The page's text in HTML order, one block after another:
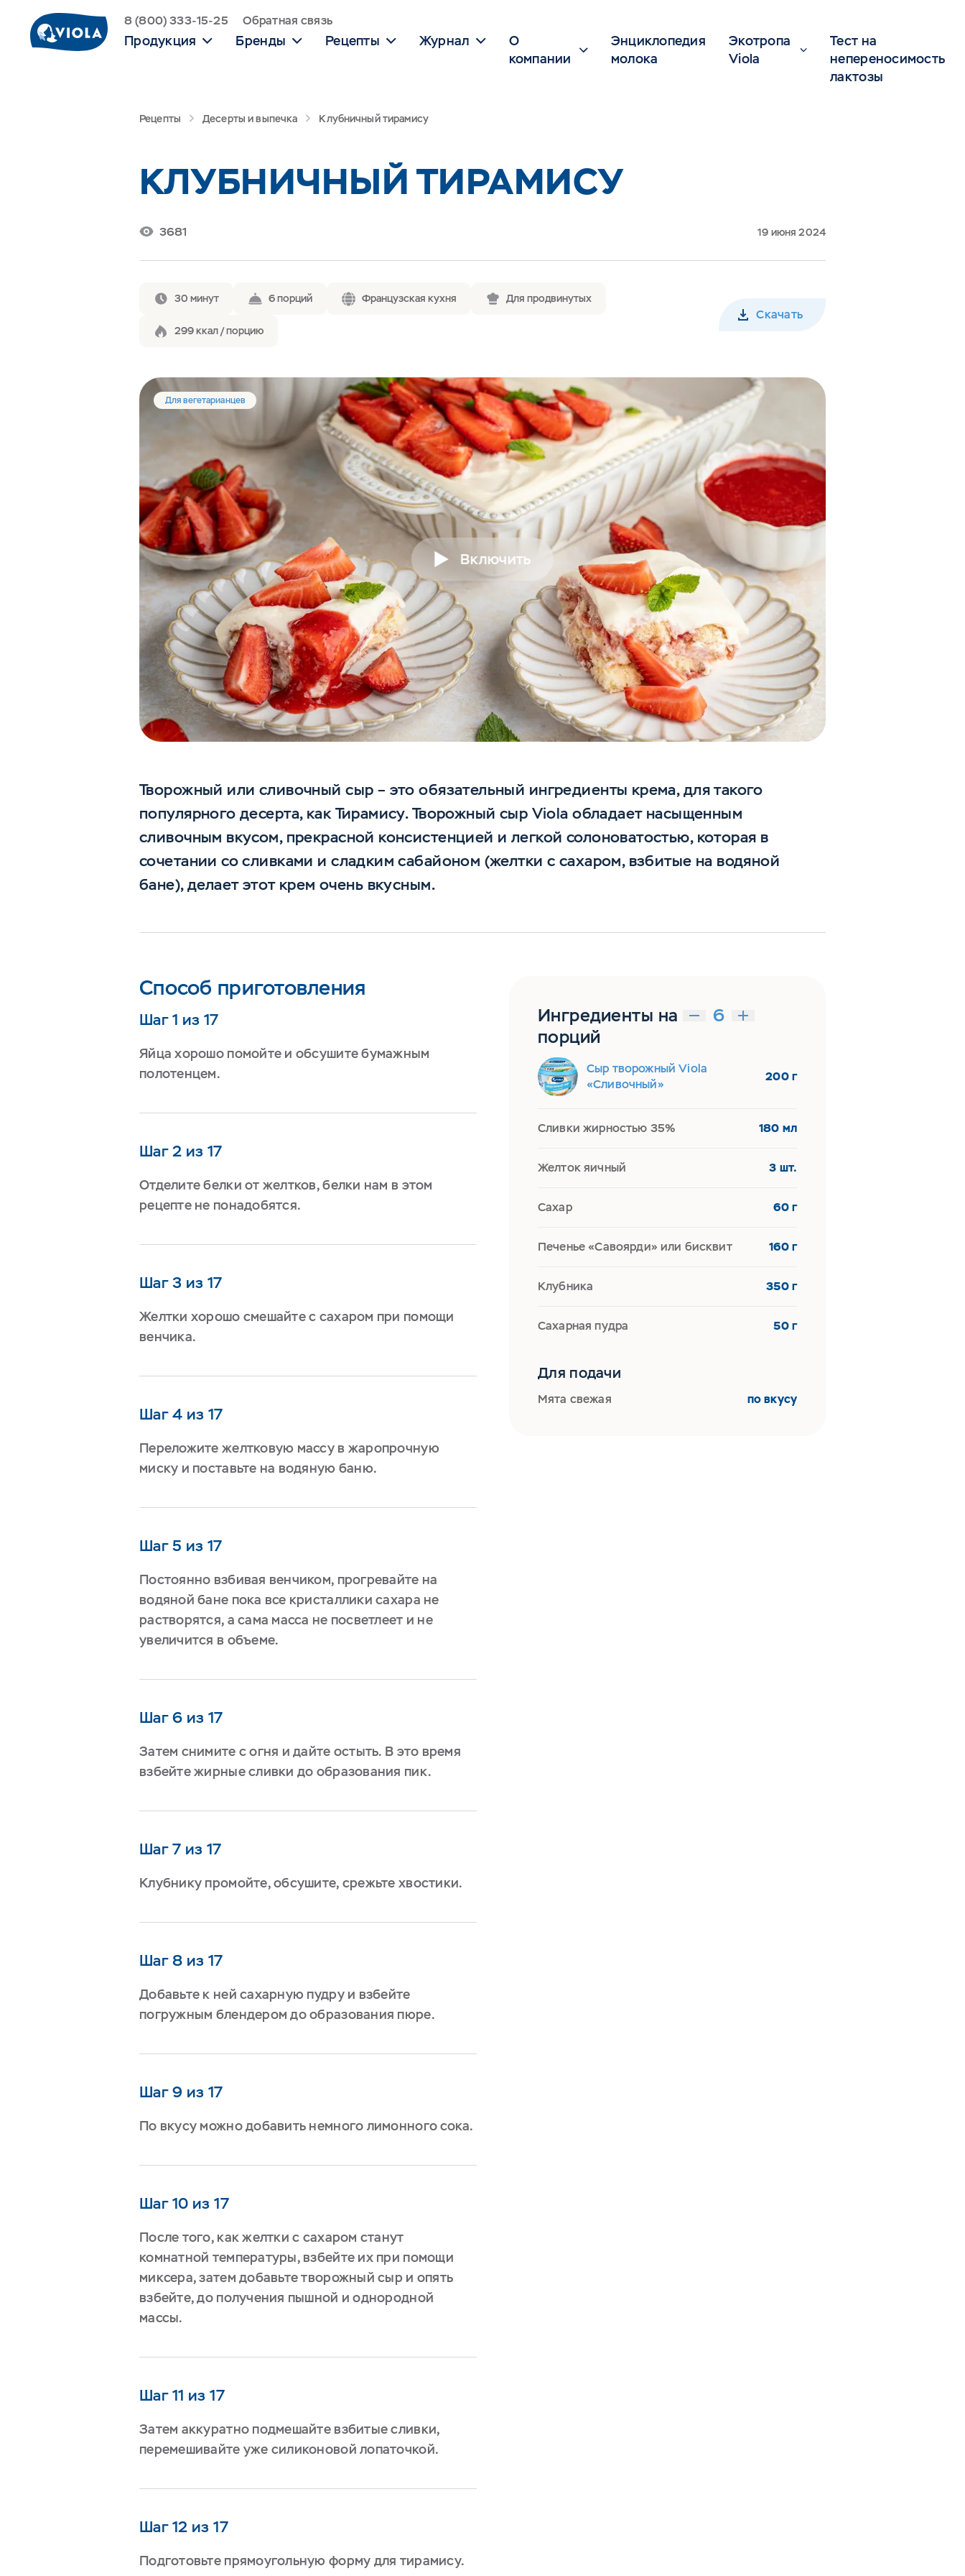
8 (800) 333-15-25 Обратная связь
Продукция Бренды Рецепты Журнал
О
компании
Энциклопедия
молока
Экотропа
Viola
Тест на
непереносимость
лактозы
Рецепты Десерты и выпечка Клубничный тирамису
КЛУБНИЧНЫЙ ТИРАМИСУ
3681 19 июня 2024
30 минут 6 порций Французская кухня Для продвинутых
299 ккал / порцию
Скачать
Для вегетарианцев
Включить
Творожный или сливочный сыр – это обязательный ингредиенты крема, для такого
популярного десерта, как Тирамису. Творожный сыр Viola обладает насыщенным
сливочным вкусом, прекрасной консистенцией и легкой солоноватостью, которая в
сочетании со сливками и сладким сабайоном (желтки с сахаром, взбитые на водяной
бане), делает этот крем очень вкусным.
Способ приготовления
Шаг 1 из 17
Яйца хорошо помойте и обсушите бумажным
полотенцем.
Шаг 2 из 17
Отделите белки от желтков, белки нам в этом
рецепте не понадобятся.
Шаг 3 из 17
Желтки хорошо смешайте с сахаром при помощи
венчика.
Шаг 4 из 17
Переложите желтковую массу в жаропрочную
миску и поставьте на водяную баню.
Шаг 5 из 17
Постоянно взбивая венчиком, прогревайте на
водяной бане пока все кристаллики сахара не
растворятся, а сама масса не посветлеет и не
увеличится в объеме.
Шаг 6 из 17
Затем снимите с огня и дайте остыть. В это время
взбейте жирные сливки до образования пик.
Шаг 7 из 17
Клубнику промойте, обсушите, срежьте хвостики.
Шаг 8 из 17
Добавьте к ней сахарную пудру и взбейте
погружным блендером до образования пюре.
Шаг 9 из 17
По вкусу можно добавить немного лимонного сока.
Шаг 10 из 17
После того, как желтки с сахаром станут
комнатной температуры, взбейте их при помощи
миксера, затем добавьте творожный сыр и опять
взбейте, до получения пышной и однородной
массы.
Шаг 11 из 17
Затем аккуратно подмешайте взбитые сливки,
перемешивайте уже силиконовой лопаточкой.
Шаг 12 из 17
Подготовьте прямоугольную форму для тирамису.
Ингредиенты на
порций
Сыр творожный Viola
«Сливочный»
200 г
Сливки жирностью 35% 180 мл
Желток яичный 3 шт.
Сахар 60 г
Печенье «Савоярди» или бисквит 160 г
Клубника 350 г
Сахарная пудра 50 г
Для подачи
Мята свежая по вкусу